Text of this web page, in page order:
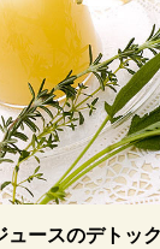
ュースのデトッ